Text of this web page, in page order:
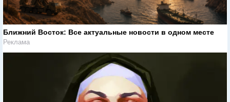
Ближний Восток: Все актуальные новости в одном месте
Реклама